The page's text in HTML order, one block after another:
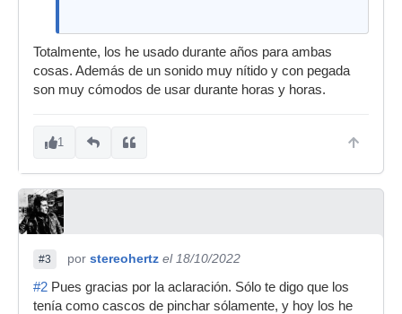
Totalmente, los he usado durante años para ambas
cosas. Además de un sonido muy nítido y con pegada
son muy cómodos de usar durante horas y horas.
1
#3 por stereohertz el 18/10/2022
#2 Pues gracias por la aclaración. Sólo te digo que los
tenía como cascos de pinchar sólamente, y hoy los he